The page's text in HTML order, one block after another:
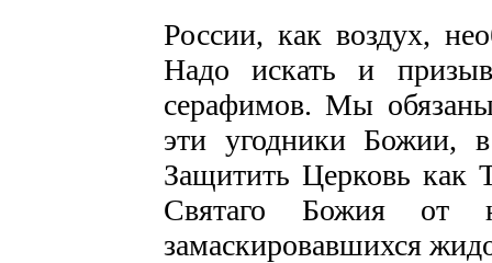
России, как воздух,
Надо искать и
серафимов. Мы
эти угодники Божии,
Защитить Церковь как
Святаго Божия от
замаскировавшихся